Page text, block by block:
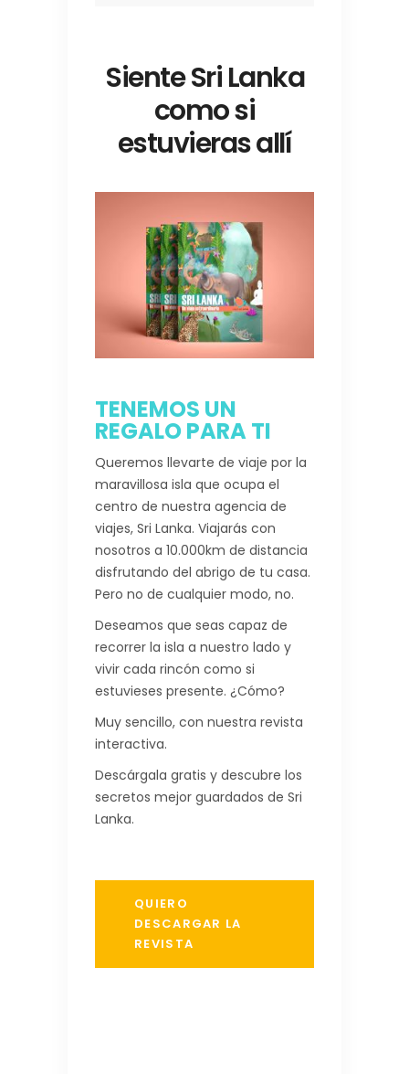
Siente Sri Lanka
como si
estuvieras allí
TENEMOS UN
REGALO PARA TI
Queremos llevarte de viaje por la
maravillosa isla que ocupa el
centro de nuestra agencia de
viajes, Sri Lanka. Viajarás con
nosotros a 10.000km de distancia
disfrutando del abrigo de tu casa.
Pero no de cualquier modo, no.
Deseamos que seas capaz de
recorrer la isla a nuestro lado y
vivir cada rincón como si
estuvieses presente. ¿Cómo?
Muy sencillo, con nuestra revista
interactiva.
Descárgala gratis y descubre los
secretos mejor guardados de Sri
Lanka.
QUIERO
DESCARGAR LA
REVISTA